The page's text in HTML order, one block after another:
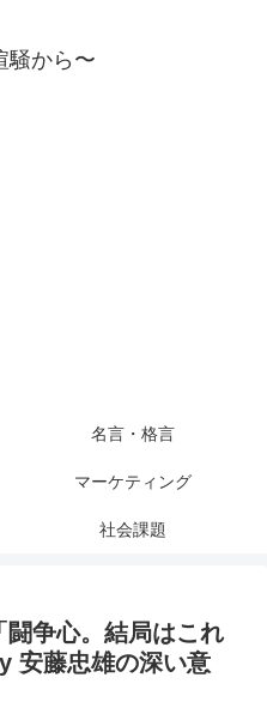
騒から〜
名言・格言
マーケティング
社会課題
闘争心。結局はこれ
安藤忠雄の深い意